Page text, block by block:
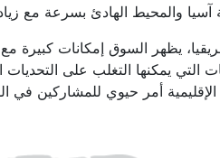
والمحيط الهادئ بسرعة مع
يظهر السوق إمكانات كبيرة
يمكنها التغلب على التحديات
أمر حيوي للمشاركين في